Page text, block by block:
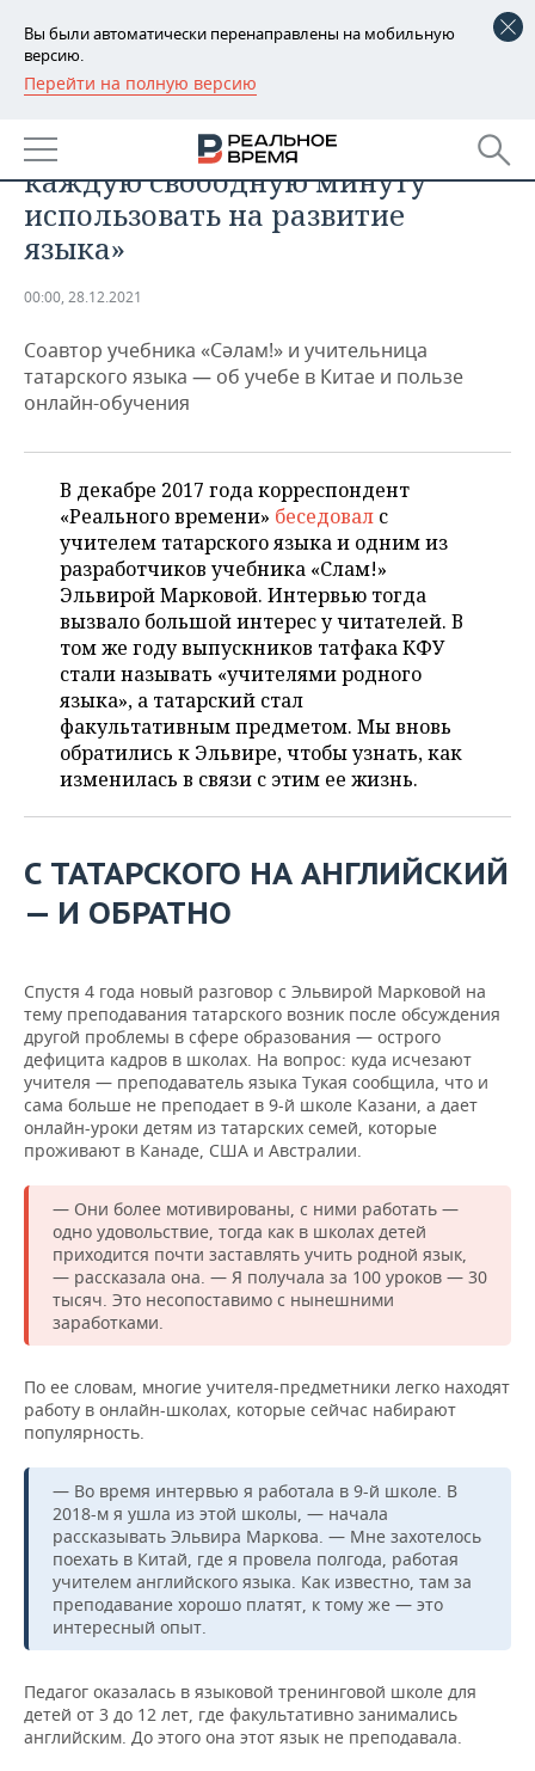
Вы были автоматически перенаправлены на мобильную
версию.
Перейти на полную версию
РЕГИОНЫ
БАШКОРТОСТАН
ТАТАРСТАН
УДМУРТИЯ
НОВОСТИ
АНАЛИТИКА
НОВОСТИ АНАЛИТИКИ
ДЕКЛАРАЦИИ О ДОХОДАХ
КОРОЛИ ГОСЗАКАЗА ПФО
ВУЗЫ ТАТАРСТАНА
ТОРГОВЫЕ ЦЕНТРЫ
ТАТАРСТАНА
ЭКОНОМИКА
НОВОСТИ ЭКОНОМИКИ
ФИНАНСЫ
БАНКИ
ИНВЕСТИЦИИ
ПРОМЫШЛЕННОСТЬ
НОВОСТИ
ПРОМЫШЛЕННОСТИ
МАШИНОСТРОЕНИЕ
НЕФТЕХИМИЯ
НЕФТЬ
ОПК
ЭНЕРГЕТИКА
НЕДВИЖИМОСТЬ
НОВОСТИ НЕДВИЖИМОСТИ
АВТО
НОВОСТИ БИЗНЕСА
РОЗНИЧНАЯ ТОРГОВЛЯ
ТРАНСПОРТ
ТЕХНОЛОГИИ
НОВОСТИ ТЕХНОЛОГИЙ
ТЕЛЕКОММУНИКАЦИИ
МЕРОПРИЯТИЯ
НОВОСТИ МЕРОПРИЯТИЙ
ВЫЕЗДНАЯ РЕДАКЦИЯ
БИЗНЕС-БРАНЧИ
СПОРТ
ФУТБОЛ
ВОЛЕЙБОЛ
ФИГУРНОЕ КАТАНИЕ
ВОДНЫЕ ВИДЫ СПОРТА
ХОККЕЙ С МЯЧОМ
ОБЩЕСТВО
НОВОСТИ ОБЩЕСТВА
ИСТОРИЯ
МЕДИЦИНА
ОБРАЗОВАНИЕ
ПРОИСШЕСТВИЯ
ФОТОГАЛЕРЕЯ
СПИСОК ПЕРСОН
ПОЛНАЯ ВЕРСИЯ
Эльвира Маркова: «Традиция —
каждую свободную минуту
использовать на развитие
языка»
00:00, 28.12.2021
Соавтор учебника «Сәлам!» и учительница
татарского языка — об учебе в Китае и пользе
онлайн-обучения
В декабре 2017 года корреспондент
«Реального времени» беседовал с
учителем татарского языка и одним из
разработчиков учебника «Сәлам!»
Эльвирой Марковой. Интервью тогда
вызвало большой интерес у читателей. В
том же году выпускников татфака КФУ
стали называть «учителями родного
языка», а татарский стал
факультативным предметом. Мы вновь
обратились к Эльвире, чтобы узнать, как
изменилась в связи с этим ее жизнь.
С ТАТАРСКОГО НА АНГЛИЙСКИЙ
— И ОБРАТНО
Спустя 4 года новый разговор с Эльвирой Марковой на
тему преподавания татарского возник после обсуждения
другой проблемы в сфере образования — острого
дефицита кадров в школах. На вопрос: куда исчезают
учителя — преподаватель языка Тукая сообщила, что и
сама больше не преподает в 9-й школе Казани, а дает
онлайн-уроки детям из татарских семей, которые
проживают в Канаде, США и Австралии.
— Они более мотивированы, с ними работать —
одно удовольствие, тогда как в школах детей
приходится почти заставлять учить родной язык,
— рассказала она. — Я получала за 100 уроков — 30
тысяч. Это несопоставимо с нынешними
заработками.
По ее словам, многие учителя-предметники легко находят
работу в онлайн-школах, которые сейчас набирают
популярность.
— Во время интервью я работала в 9-й школе. В
2018-м я ушла из этой школы, — начала
рассказывать Эльвира Маркова. — Мне захотелось
поехать в Китай, где я провела полгода, работая
учителем английского языка. Как известно, там за
преподавание хорошо платят, к тому же — это
интересный опыт.
Педагог оказалась в языковой тренинговой школе для
детей от 3 до 12 лет, где факультативно занимались
английским. До этого она этот язык не преподавала.